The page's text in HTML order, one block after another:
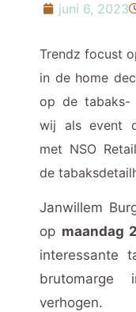
juni 6, 2023
Trendz focust
in de home
op de tabaks-
wij als event
met NSO
de
Janwillem
op maandag
interessante
verhogen.